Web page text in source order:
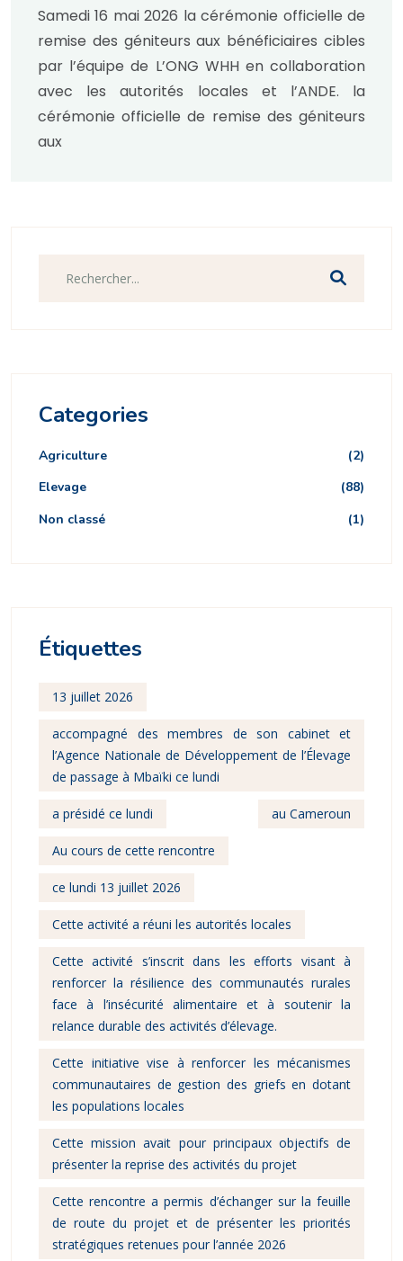
GOUVERNEMENT.
Samedi 16 mai 2026 la cérémonie officielle de
remise des géniteurs aux bénéficiaires cibles
par l’équipe de L’ONG WHH en collaboration
avec les autorités locales et l’ANDE. la
cérémonie officielle de remise des géniteurs
aux
Categories
Agriculture
(2)
Elevage
(88)
Non classé
(1)
Étiquettes
13 juillet 2026
accompagné des membres de son cabinet et
l’Agence Nationale de Développement de l’Élevage
de passage à Mbaïki ce lundi
a présidé ce lundi au Cameroun
Au cours de cette rencontre
ce lundi 13 juillet 2026
Cette activité a réuni les autorités locales
Cette activité s’inscrit dans les efforts visant à
renforcer la résilience des communautés rurales
face à l’insécurité alimentaire et à soutenir la
relance durable des activités d’élevage.
Cette initiative vise à renforcer les mécanismes
communautaires de gestion des griefs en dotant
les populations locales
Cette mission avait pour principaux objectifs de
présenter la reprise des activités du projet
Cette rencontre a permis d’échanger sur la feuille
de route du projet et de présenter les priorités
stratégiques retenues pour l’année 2026